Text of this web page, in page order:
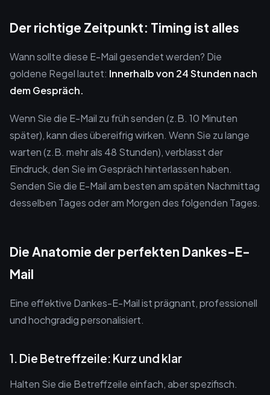
Der richtige Zeitpunkt: Timing ist alles
Wann sollte diese E-Mail gesendet werden? Die
goldene Regel lautet: Innerhalb von 24 Stunden nach
dem Gespräch.
Wenn Sie die E-Mail zu früh senden (z.B. 10 Minuten
später), kann dies übereifrig wirken. Wenn Sie zu lange
warten (z.B. mehr als 48 Stunden), verblasst der
Eindruck, den Sie im Gespräch hinterlassen haben.
Senden Sie die E-Mail am besten am späten Nachmittag
desselben Tages oder am Morgen des folgenden Tages.
Die Anatomie der perfekten Dankes-E-
Mail
Eine effektive Dankes-E-Mail ist prägnant, professionell
und hochgradig personalisiert.
1. Die Betreffzeile: Kurz und klar
Halten Sie die Betreffzeile einfach, aber spezifisch.